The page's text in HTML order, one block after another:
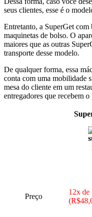
seus clientes, esse é o
Entretanto, a SuperGet com
maquinetas de bolso. O
maiores que as outras
transporte desse modelo.
De qualquer forma, essa
conta com uma mobilidade
mesa do cliente em um
entregadores que recebem
Preço
12x de